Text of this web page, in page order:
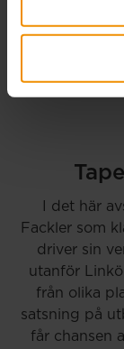
I det här
Fackler som
driver sin
utanför
från olika
satsning på
får chansen